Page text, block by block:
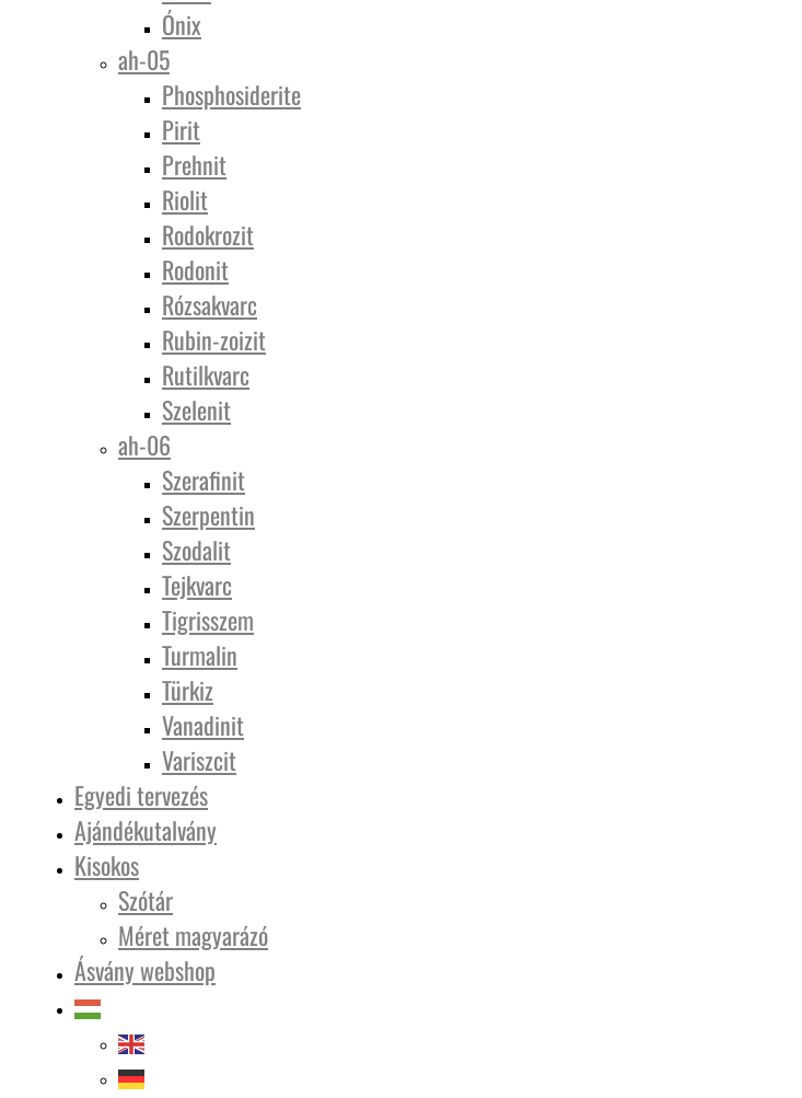
Ónix
ah-05
Phosphosiderite
Pirit
Prehnit
Riolit
Rodokrozit
Rodonit
Rózsakvarc
Rubin-zoizit
Rutilkvarc
Szelenit
ah-06
Szerafinit
Szerpentin
Szodalit
Tejkvarc
Tigrisszem
Turmalin
Türkiz
Vanadinit
Variszcit
Egyedi tervezés
Ajándékutalvány
Kisokos
Szótár
Méret magyarázó
Ásvány webshop